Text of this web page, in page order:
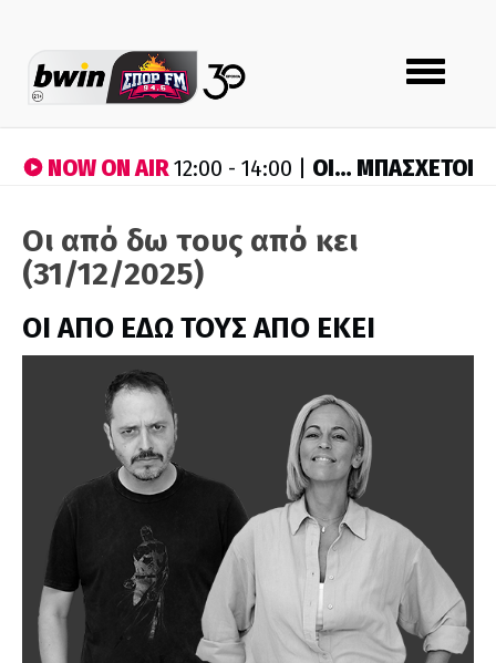
Toggle
navigation
NOW ON AIR12:00 - 14:00 | ΟΙ… ΜΠΑΣΧΕΤΟΙ
Οι από δω τους από κει
(31/12/2025)
ΟΙ ΑΠΟ ΕΔΩ ΤΟΥΣ ΑΠΟ ΕΚΕΙ